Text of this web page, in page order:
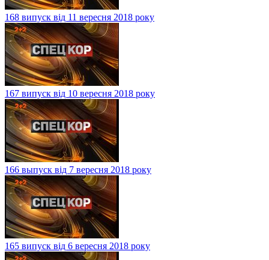
168 випуск від 11 вересня 2018 року
167 випуск від 10 вересня 2018 року
166 выпуск від 7 вересня 2018 року
165 випуск від 6 вересня 2018 року